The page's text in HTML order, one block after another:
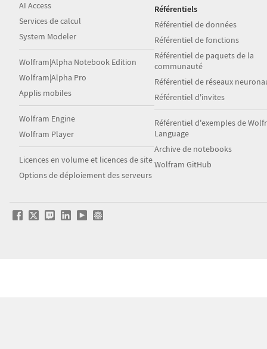
AI Access
Services de calcul
System Modeler
Wolfram|Alpha Notebook Edition
Wolfram|Alpha Pro
Applis mobiles
Wolfram Engine
Wolfram Player
Licences en volume et licences de site
Options de déploiement des serveurs
Référentiels
Référentiel de données
Référentiel de fonctions
Référentiel de paquets de la
communauté
Référentiel de réseaux
Référentiel d'invites
Référentiel d'exemples de
Language
Archive de notebooks
Wolfram GitHub